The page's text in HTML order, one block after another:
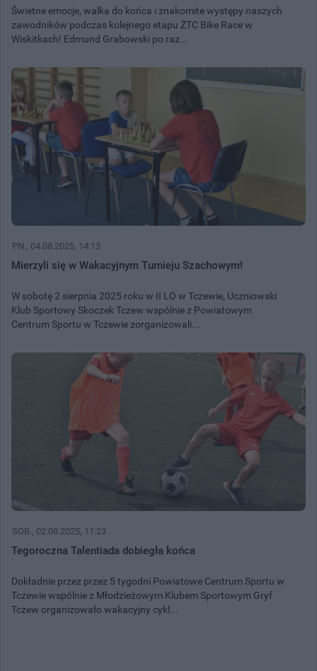
Świetne emocje, walka do końca i znakomite występy naszych
zawodników podczas kolejnego etapu ŻTC Bike Race w
Wiskitkach! Edmund Grabowski po raz...
PN. , 04.08.2025, 14:13
Mierzyli się w Wakacyjnym Turnieju Szachowym!
W sobotę 2 sierpnia 2025 roku w II LO w Tczewie, Uczniowski
Klub Sportowy Skoczek Tczew wspólnie z Powiatowym
Centrum Sportu w Tczewie zorganizowali...
SOB. , 02.08.2025, 11:23
Tegoroczna Talentiada dobiegła końca
Dokładnie przez przez 5 tygodni Powiatowe Centrum Sportu w
Tczewie wspólnie z Młodzieżowym Klubem Sportowym Gryf
Tczew organizowało wakacyjny cykl...